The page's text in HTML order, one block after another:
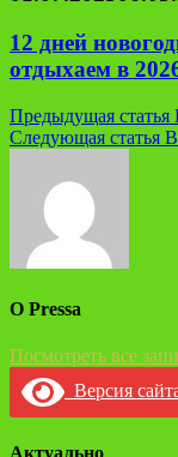
12 дней
отдыхаем в
Навигация
по
записям
Предыдущая статья
Следующая статья
О Pressa
Посмотреть все
Версия